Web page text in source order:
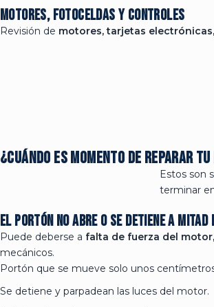
Motores, fotoceldas y controles
Revisión de motores, tarjetas
¿Cuándo es momento de reparar
Estos son
terminar
El portón no abre o se detiene a
Puede deberse a falta de fuerza del
mecánicos.
Portón que se mueve solo unos
Se detiene y parpadean las luces del motor.